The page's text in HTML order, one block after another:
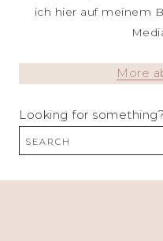
ich hier auf meinem
More
Looking for something?